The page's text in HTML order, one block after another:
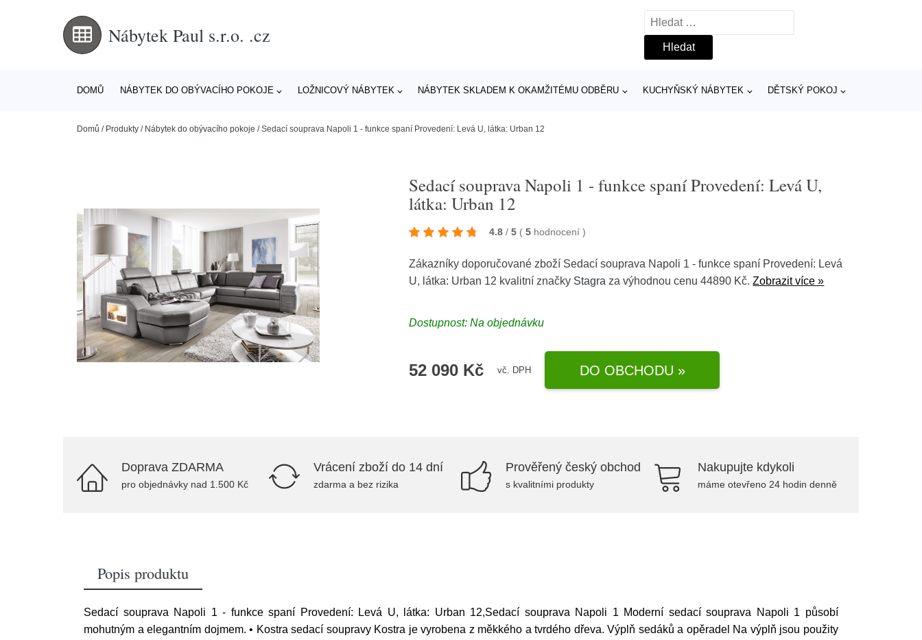
Nábytek Paul s.r.o. .cz
Vyhledávání
DOMŮ NÁBYTEK DO OBÝVACÍHO POKOJE LOŽNICOVÝ NÁBYTEK NÁBYTEK SKLADEM K OKAMŽITÉMU ODBĚRU KUCHYŇSKÝ NÁBYTEK DĚTSKÝ POKOJ
Domů / Produkty / Nábytek do obývacího pokoje /Sedací souprava Napoli 1 - funkce spaní Provedení: Levá U, látka: Urban 12
Sedací souprava Napoli 1 - funkce spaní Provedení: Levá U,
látka: Urban 12
4.8 / 5 ( 5 hodnocení)
Zákazníky doporučované zboží Sedací souprava Napoli 1 - funkce spaní Provedení: Levá
U, látka: Urban 12 kvalitní značky Stagra za výhodnou cenu 44890 Kč.Zobrazit více »
Dostupnost: Na objednávku
52 090 Kč vč. DPH DO OBCHODU »
Doprava ZDARMA
pro objednávky nad 1.500 Kč
Vrácení zboží do 14 dní
zdarma a bez rizika
Prověřený český obchod
s kvalitními produkty
Nakupujte kdykoli
máme otevřeno 24 hodin denně
Popis produktu
Sedací souprava Napoli 1 - funkce spaní Provedení: Levá U, látka: Urban 12,Sedací souprava Napoli 1 Moderní sedací souprava Napoli 1 působí
mohutným a elegantním dojmem. • Kostra sedací soupravy Kostra je vyrobena z měkkého a tvrdého dřeva. Výplň sedáků a opěradel Na výplň jsou použity